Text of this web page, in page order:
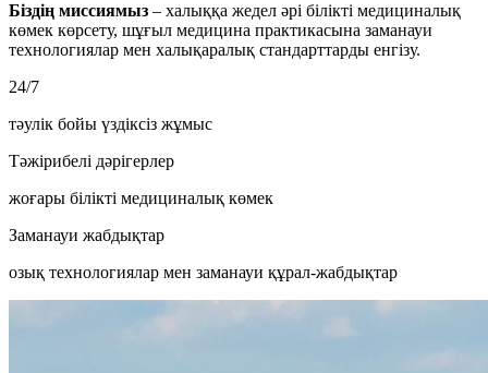
Біздің миссиямыз – халыққа жедел әрі білікті медициналық
көмек көрсету, шұғыл медицина практикасына заманауи
технологиялар мен халықаралық стандарттарды енгізу.
24/7
тәулік бойы үздіксіз жұмыс
Тәжірибелі дәрігерлер
жоғары білікті медициналық көмек
Заманауи жабдықтар
озық технологиялар мен заманауи құрал-жабдықтар